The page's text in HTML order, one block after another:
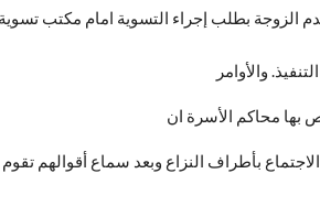
والأوامر
بها محاكم الأسرة ان
بأطراف النزاع وبعد سماع أقوالهم